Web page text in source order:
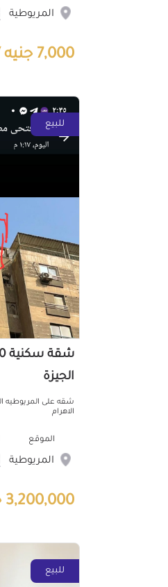
المريوطية
7,000 جنيه / شهرياً
للبيع
الجيزة
شقه على المريوطيه
الاهرام
الموقع
المريوطية
3,200,000 جنيه
للبيع